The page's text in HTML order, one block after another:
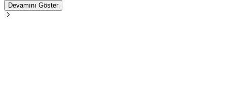
Devamını Göster